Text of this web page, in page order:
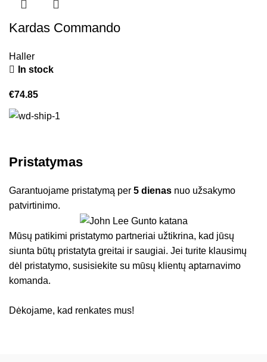
Kardas Commando
Haller
In stock
€74.85
Pristatymas
Garantuojame pristatymą per5 dienas nuo užsakymo
patvirtinimo.
Mūsų patikimi pristatymo partneriai užtikrina, kad jūsų
siunta būtų pristatyta greitai ir saugiai. Jei turite klausimų
dėl pristatymo, susisiekite su mūsų klientų aptarnavimo
komanda.
Dėkojame, kad renkates mus!